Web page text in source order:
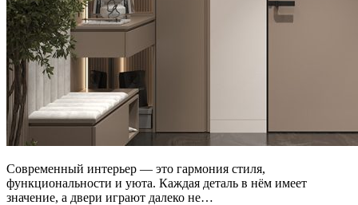
Современный интерьер — это гармония стиля,
функциональности и уюта. Каждая деталь в нём имеет
значение, а двери играют далеко не…